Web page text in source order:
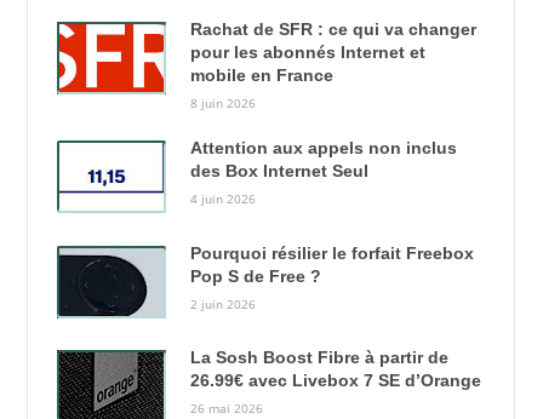
Rachat de SFR : ce qui va changer
pour les abonnés Internet et
mobile en France
8 juin 2026
Attention aux appels non inclus
des Box Internet Seul
4 juin 2026
Pourquoi résilier le forfait Freebox
Pop S de Free ?
2 juin 2026
La Sosh Boost Fibre à partir de
26.99€ avec Livebox 7 SE d’Orange
26 mai 2026